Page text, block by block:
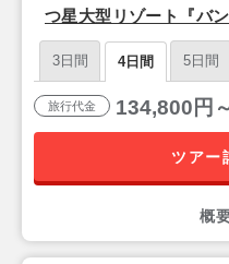
つ星大型リゾート『バ
イーンズパーク』バン
3日間 4日間 5日間
旅行代金 134,800円
ツアー
概